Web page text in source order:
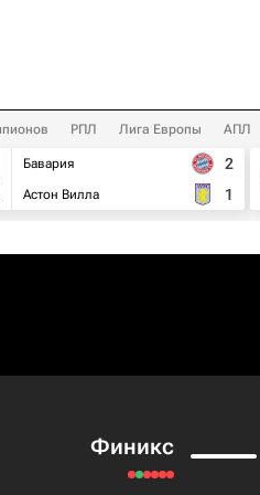
РПЛ Лига Европы АПЛ
Бавария
Астон Вилла
2
1
Финикс